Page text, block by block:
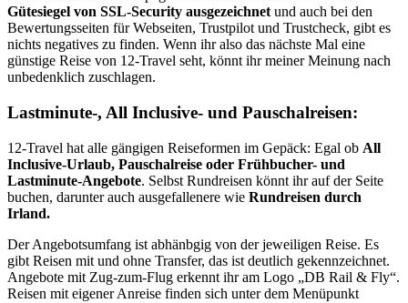
Gütesiegel von SSL-Security ausgezeichnetund auch bei den
Bewertungsseiten für Webseiten, Trustpilot und Trustcheck, gibt es
nichts negatives zu finden. Wenn ihr also das nächste Mal eine
günstige Reise von 12-Travel seht, könnt ihr meiner Meinung nach
unbedenklich zuschlagen.
Lastminute-, All Inclusive- und Pauschalreisen:
12-Travel hat alle gängigen Reiseformen im Gepäck: Egal ob All
Inclusive-Urlaub, Pauschalreise oder Frühbucher- und
Lastminute-Angebote. Selbst Rundreisen könnt ihr auf der Seite
buchen, darunter auch ausgefallenere wie Rundreisen durch
Irland.
Der Angebotsumfang ist abhänbgig von der jeweiligen Reise. Es
gibt Reisen mit und ohne Transfer, das ist deutlich gekennzeichnet.
Angebote mit Zug-zum-Flug erkennt ihr am Logo „DB Rail & Fly“.
Reisen mit eigener Anreise finden sich unter dem Menüpunkt